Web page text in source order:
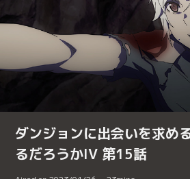
ダンジョンに出会いを求め
るだろうかIV 第15話